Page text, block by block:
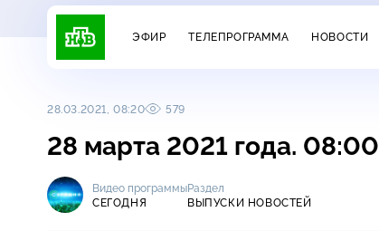
ЭФИР ТЕЛЕПРОГРАММА НОВОСТИ
28.03.2021, 08:20 579
28 марта 2021 года. 08:00
Видео программы
СЕГОДНЯ
Раздел
ВЫПУСКИ НОВОСТЕЙ